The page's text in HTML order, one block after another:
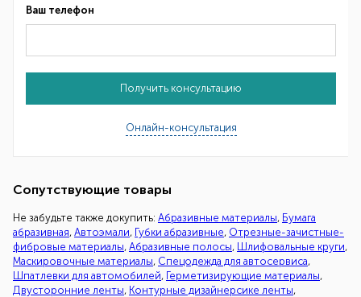
Ваш телефон
Получить консультацию
Онлайн-консультация
Сопутствующие товары
Не забудьте также докупить: Абразивные материалы, Бумага
абразивная, Автоэмали, Губки абразивные, Отрезные-зачистные-
фибровые материалы, Абразивные полосы, Шлифовальные круги,
Маскировочные материалы, Спецодежда для автосервиса,
Шпатлевки для автомобилей, Герметизирующие материалы,
Двусторонние ленты, Контурные дизайнерсике ленты,